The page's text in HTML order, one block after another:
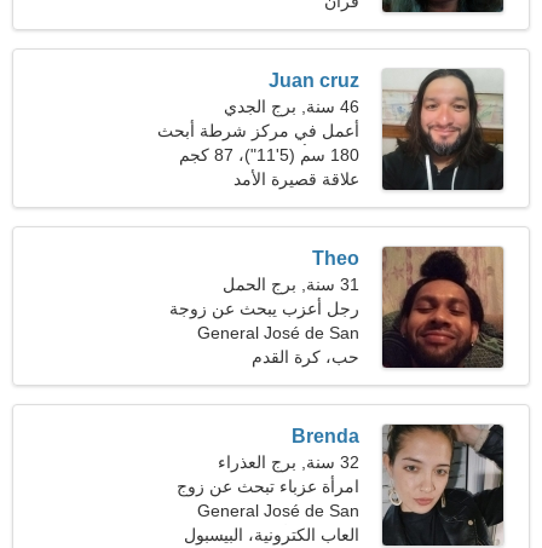
Juan cruz
46 سنة, برج الجدي
أعمل في مركز شرطة أبحث
عن امرأة طيبة
180 سم (5'11")، 87 كجم
(191 رطلا)
علاقة قصيرة الأمد
Theo
31 سنة, برج الحمل
رجل أعزب يبحث عن زوجة
General José de San
Martín
حب، كرة القدم
Brenda
32 سنة, برج العذراء
امرأة عزباء تبحث عن زوج
General José de San
Martín، الأرجنتين
العاب الكترونية، البيسبول